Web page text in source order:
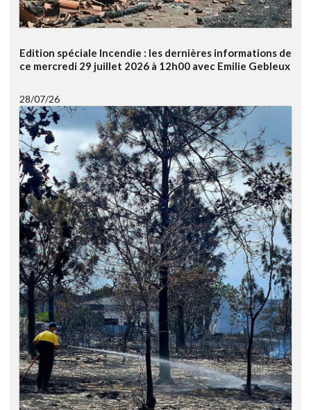
Edition spéciale Incendie : les dernières informations de
ce mercredi 29 juillet 2026 à 12h00 avec Emilie Gebleux
28/07/26